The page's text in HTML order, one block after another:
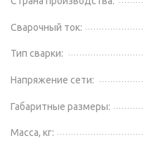
Сварочный ток:
Тип сварки:
Напряжение сети:
Габаритные размеры:
Масса, кг: